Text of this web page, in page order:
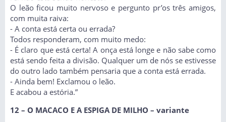
O leão ficou muito nervoso e pergunto pr’os três amigos,
com muita raiva:
- A conta está certa ou errada?
Todos responderam, com muito medo:
- É claro que está certa! A onça está longe e não sabe como
está sendo feita a divisão. Qualquer um de nós se estivesse
do outro lado também pensaria que a conta está errada.
- Ainda bem! Exclamou o leão.
E acabou a estória.”
12 – O MACACO E A ESPIGA DE MILHO – variante